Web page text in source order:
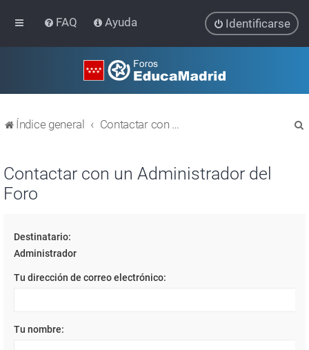
FAQ Ayuda Identificarse
Índice general Contactar con un Administrador del Foro
Contactar con un Administrador del
Foro
Destinatario:
Administrador
Tu dirección de correo electrónico:
Tu nombre: